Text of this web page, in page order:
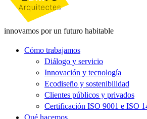
innovamos por un futuro habitable
Cómo trabajamos
Diálogo y servicio
Innovación y tecnología
Ecodiseño y sostenibilidad
Clientes públicos y privados
Certificación ISO 9001 e ISO
Qué hacemos